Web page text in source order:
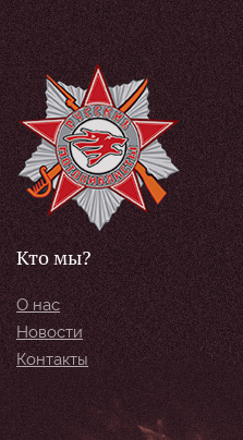
Кто мы?
О нас
Новости
Контакты